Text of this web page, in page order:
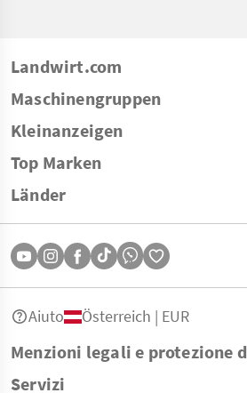
Landwirt.com
Maschinengruppen
Kleinanzeigen
Top Marken
Länder
Menzioni legali e protezione
Servizi
Aiuto Österreich | EUR